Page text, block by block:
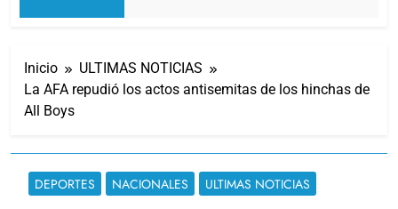
Inicio
ULTIMAS NOTICIAS
La AFA repudió los actos antisemitas de los hinchas de
All Boys
DEPORTES NACIONALES ULTIMAS NOTICIAS